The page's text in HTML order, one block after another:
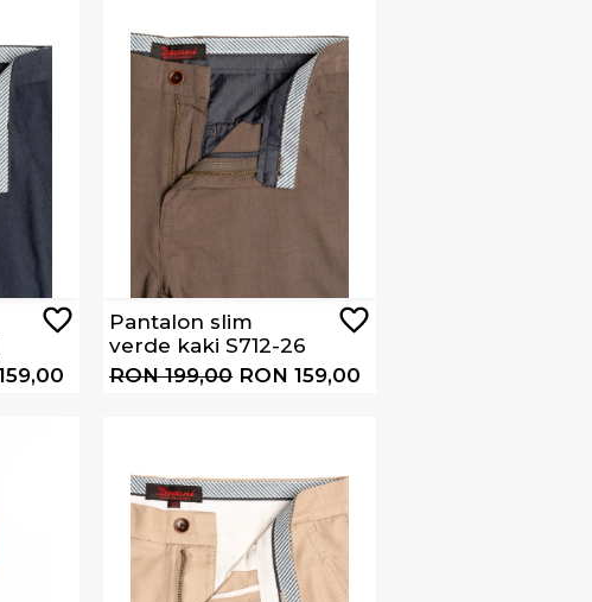
Pantalon slim
verde kaki S712-26
RON 199,00 RON 159,00